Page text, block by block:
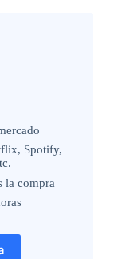
Spotify,
la compra